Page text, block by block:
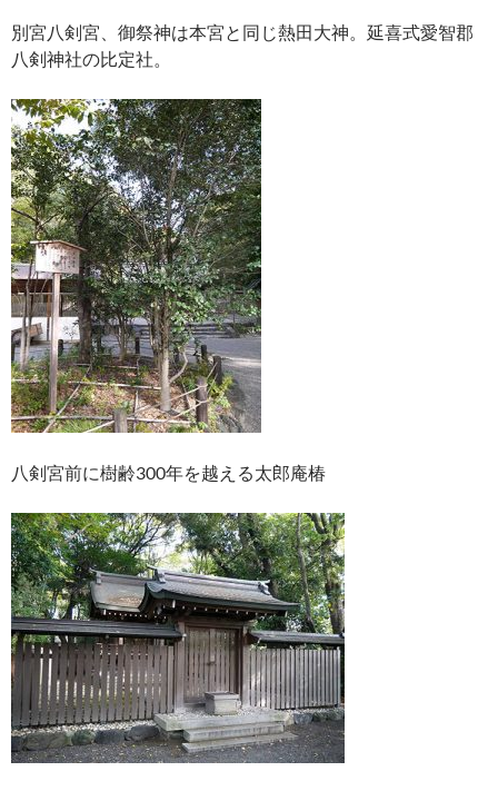
別宮八剣宮、御祭神は本宮と同じ熱田大神。延喜式愛智郡
八剣神社の比定社。
八剣宮前に樹齢300年を越える太郎庵椿